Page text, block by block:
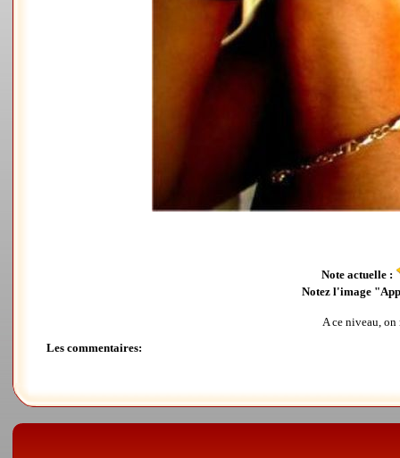
Note actuelle :
Notez l'image
A ce niveau,
Les commentaires: